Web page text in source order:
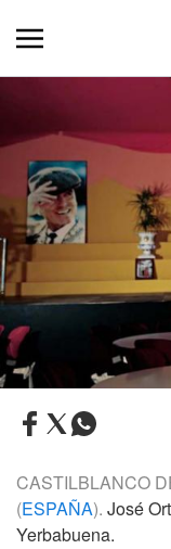
CASTILBLANCO
(ESPAÑA). José
Yerbabuena.